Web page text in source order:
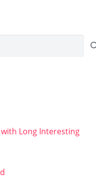
Long Interesting